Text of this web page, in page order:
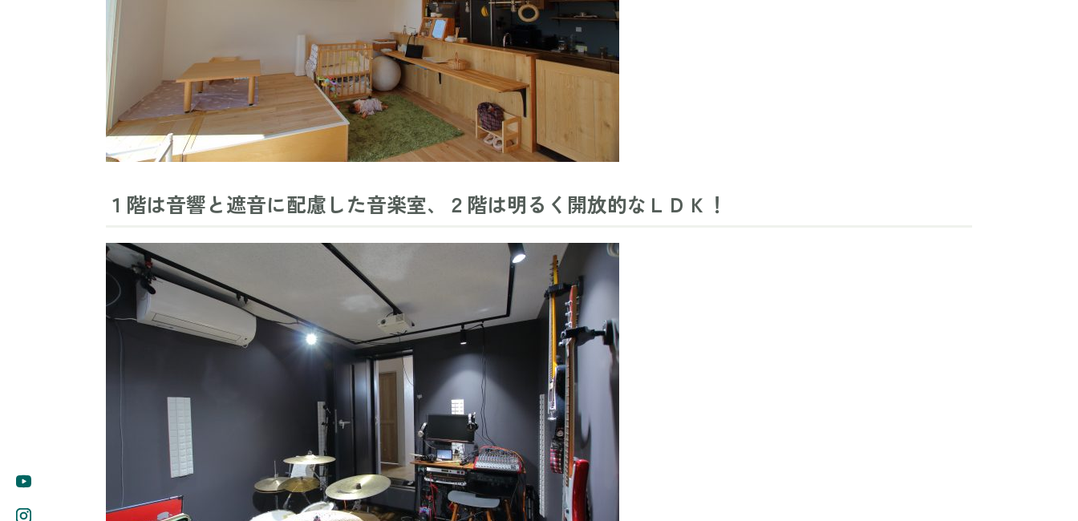
１階は音響と遮音に配慮した音楽室、２階は明るく開放的なＬＤＫ！